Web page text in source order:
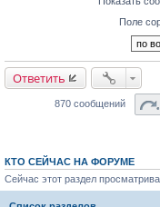
Поле
Ответить
870 сообщений
КТО СЕЙЧАС НА ФОРУМЕ
Сейчас этот раздел